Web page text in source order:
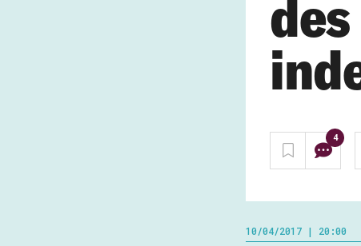
4
10/04/2017 | 20:00